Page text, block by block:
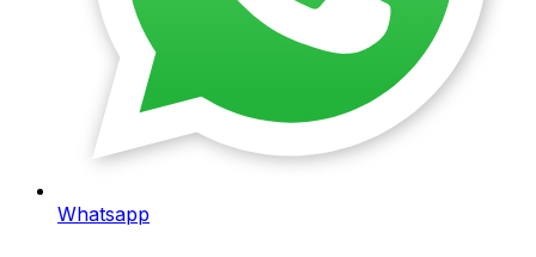
Whatsapp